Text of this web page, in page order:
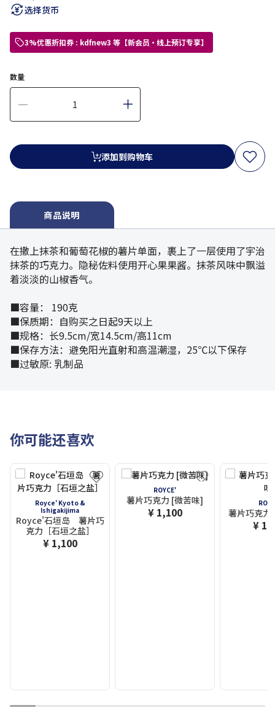
选择货币
3%优惠折扣券 : kdfnew3 等【新会员・线上预订专享】
数量
添加到购物车
商品说明
在撒上抹茶和葡萄花椒的薯片单面，裹上了一层使用了宇治
抹茶的巧克力。隐秘佐料使用开心果果酱。抹茶风味中飘溢
着淡淡的山椒香气。
■容量： 190克
■保质期：自购买之日起9天以上
■规格：长9.5cm/宽14.5cm/高11cm
■保存方法：避免阳光直射和高温潮湿，25℃以下保存
■过敏原: 乳制品
你可能还喜欢
Royce' Kyoto &
Ishigakijima
Royce'石垣岛 薯片巧
克力［石垣之盐］
¥ 1,100
ROYCE'
薯片巧克力 [微苦味]
¥ 1,100 薯片巧克力
¥
1 2 3 4 5 6 7 8 9 10